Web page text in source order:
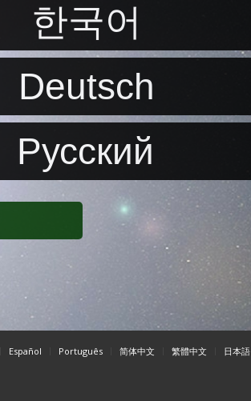
한국어
Deutsch
Pусский
Español Português 简体中文 繁體中文 日本語